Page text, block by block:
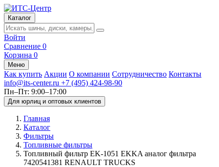
Каталог
Войти
Сравнение 0
Корзина 0
Меню
Как купить Акции О компании Сотрудничество Контакты
info@its-center.ru +7 (495) 424-98-90
Пн–Пт: 9:00–17:00
Для юрлиц и оптовых клиентов
Главная
Каталог
Фильтры
Топливные фильтры
Топливный фильтр EK-1051 EKKA аналог фильтра
7420541381 RENAULT TRUCKS